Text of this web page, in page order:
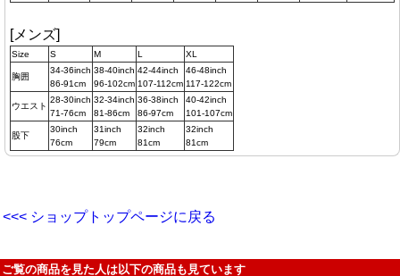
[メンズ]
Size S M L XL
胸囲
34-36inch
86-91cm
38-40inch
96-102cm
42-44inch
107-112cm
46-48inch
117-122cm
ウエスト
28-30inch
71-76cm
32-34inch
81-86cm
36-38inch
86-97cm
40-42inch
101-107cm
股下
30inch
76cm
31inch
79cm
32inch
81cm
32inch
81cm
<<< ショップトップページに戻る
ご覧の商品を見た人は以下の商品も見ています